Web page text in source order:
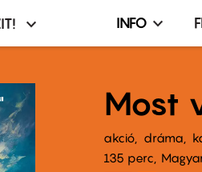
Infó,
menü
INFO
Most
akció dráma
135 perc,